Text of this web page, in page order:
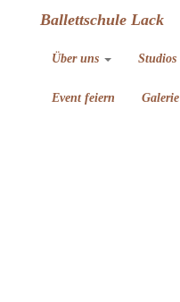
Ballettschule Lack
Über uns Studios
Event feiern Galerie